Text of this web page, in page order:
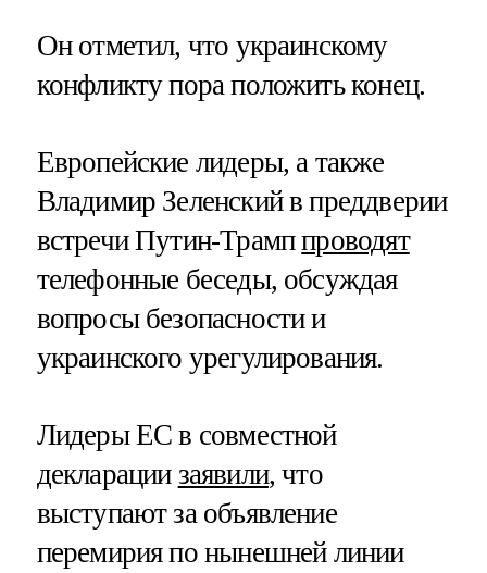
Он отметил, что украинскому
конфликту пора положить конец.
Европейские лидеры, а также
Владимир Зеленский в преддверии
встречи Путин-Трамппроводят
телефонные беседы, обсуждая
вопросы безопасности и
украинского урегулирования.
Лидеры ЕС в совместной
декларации заявили, что
выступают за объявление
перемирия по нынешней линии